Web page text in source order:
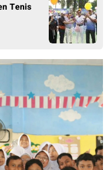
Tenis